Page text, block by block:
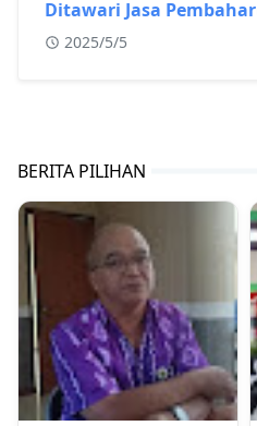
Ditawari Jasa
2025/5/5
BERITA PILIHAN